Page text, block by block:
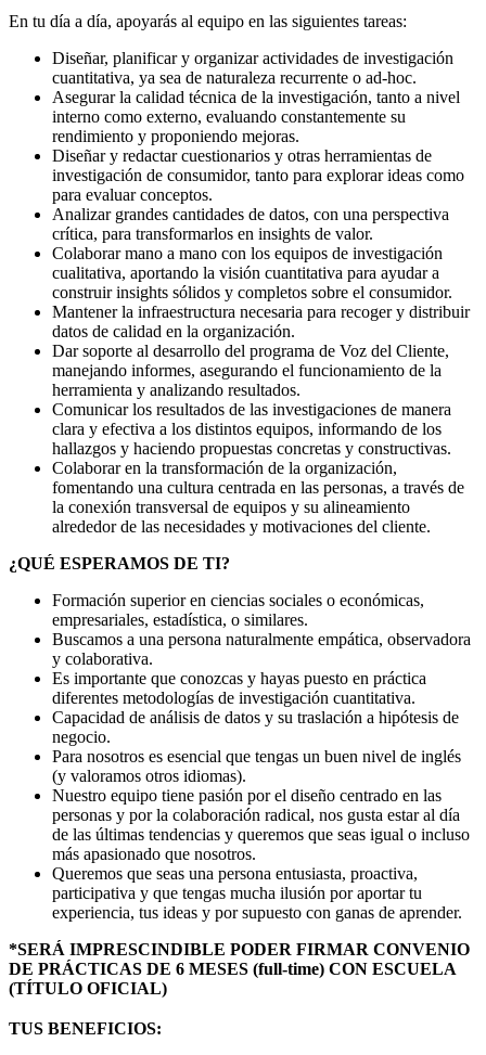
En tu día a día, apoyarás al equipo en las siguientes tareas:
Diseñar, planificar y organizar actividades de investigación
cuantitativa, ya sea de naturaleza recurrente o ad-hoc.
Asegurar la calidad técnica de la investigación, tanto a nivel
interno como externo, evaluando constantemente su
rendimiento y proponiendo mejoras.
Diseñar y redactar cuestionarios y otras herramientas de
investigación de consumidor, tanto para explorar ideas como
para evaluar conceptos.
Analizar grandes cantidades de datos, con una perspectiva
crítica, para transformarlos en insights de valor.
Colaborar mano a mano con los equipos de investigación
cualitativa, aportando la visión cuantitativa para ayudar a
construir insights sólidos y completos sobre el consumidor.
Mantener la infraestructura necesaria para recoger y distribuir
datos de calidad en la organización.
Dar soporte al desarrollo del programa de Voz del Cliente,
manejando informes, asegurando el funcionamiento de la
herramienta y analizando resultados.
Comunicar los resultados de las investigaciones de manera
clara y efectiva a los distintos equipos, informando de los
hallazgos y haciendo propuestas concretas y constructivas.
Colaborar en la transformación de la organización,
fomentando una cultura centrada en las personas, a través de
la conexión transversal de equipos y su alineamiento
alrededor de las necesidades y motivaciones del cliente.
¿QUÉ ESPERAMOS DE TI?
Formación superior en ciencias sociales o económicas,
empresariales, estadística, o similares.
Buscamos a una persona naturalmente empática, observadora
y colaborativa.
Es importante que conozcas y hayas puesto en práctica
diferentes metodologías de investigación cuantitativa.
Capacidad de análisis de datos y su traslación a hipótesis de
negocio.
Para nosotros es esencial que tengas un buen nivel de inglés
(y valoramos otros idiomas).
Nuestro equipo tiene pasión por el diseño centrado en las
personas y por la colaboración radical, nos gusta estar al día
de las últimas tendencias y queremos que seas igual o incluso
más apasionado que nosotros.
Queremos que seas una persona entusiasta, proactiva,
participativa y que tengas mucha ilusión por aportar tu
experiencia, tus ideas y por supuesto con ganas de aprender.
*SERÁ IMPRESCINDIBLE PODER FIRMAR CONVENIO
DE PRÁCTICAS DE 6 MESES (full-time) CON ESCUELA
(TÍTULO OFICIAL)
TUS BENEFICIOS: